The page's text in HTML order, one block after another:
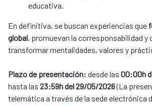
educativa.
En definitiva, se buscan experiencias que
global, promuevan la corresponsabilidad y
transformar mentalidades, valores y
Plazo de presentación: desde las 00:00h
hasta las 23:59h del 29/05/2026(La
telemática a través de la sede electrónica